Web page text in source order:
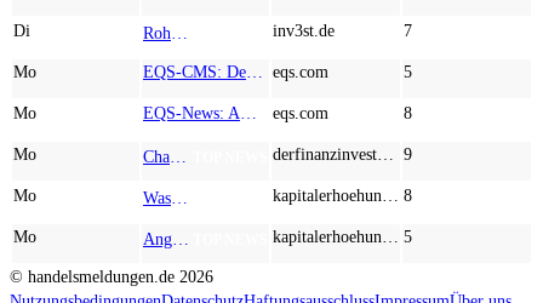
Di inv3st.de 7
Mo eqs.com 5
Mo eqs.com 8
Mo 9
Mo 8
Mo 5
© handelsmeldungen.de 2026